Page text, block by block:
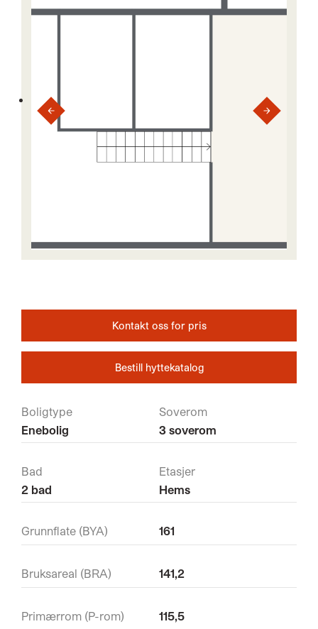
Kontakt oss for pris
Bestill hyttekatalog
Boligtype
Enebolig
Soverom
3 soverom
Bad
2 bad
Etasjer
Hems
Grunnflate (BYA) 161
Bruksareal (BRA) 141,2
Primærrom (P-rom) 115,5